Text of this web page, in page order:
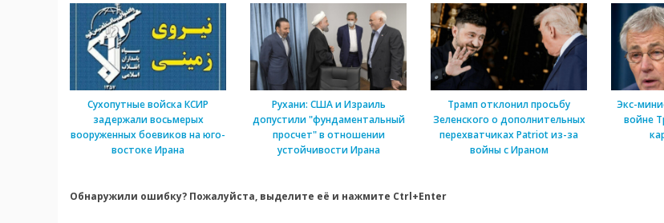
Сухопутные войска КСИР
задержали восьмерых
вооруженных боевиков на юго-
востоке Ирана
Рухани: США и Израиль
допустили "фундаментальный
просчет" в отношении
устойчивости Ирана
Трамп отклонил просьбу
Зеленского о дополнительных
перехватчиках Patriot из-за
войны с Ираном
Экс-
войне
Обнаружили ошибку? Пожалуйста, выделите её и нажмите Ctrl+Enter